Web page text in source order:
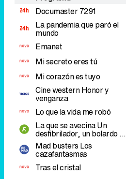
Documaster7291
La pandemia que paró el
mundo
Emanet
Mi secreto eres tú
Mi corazón es tuyo
Cine westernHonor y
venganza
Lo que la vida me robó
La que se avecinaUn
desfibrilador, un bolardo ...
Mad busters Los
cazafantasmas
Tras el cristal